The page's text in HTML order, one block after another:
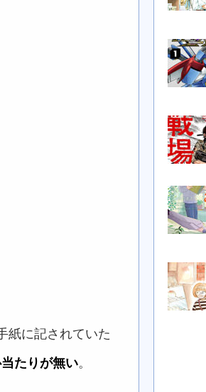
紙に記されていた
たりが無い。